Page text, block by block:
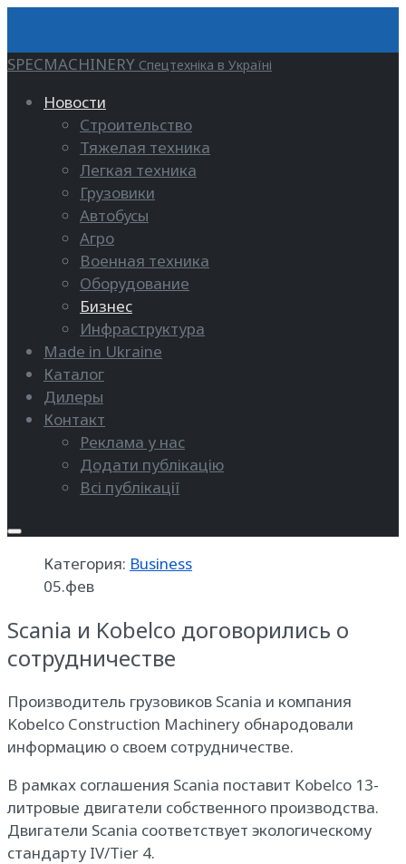
SPECMACHINERY Спецтехніка в Україні
Новости
Строительство
Тяжелая техника
Легкая техника
Грузовики
Автобусы
Агро
Военная техника
Оборудование
Бизнес
Инфраструктура
Made in Ukraine
Каталог
Дилеры
Контакт
Реклама у нас
Додати публікацію
Всі публікації
Категория: Business
05.фев
Scania и Kobelco договорились о
сотрудничестве
Производитель грузовиков Scania и компания
Kobelco Construction Machinery обнародовали
информацию о своем сотрудничестве.
В рамках соглашения Scania поставит Kobelco 13-
литровые двигатели собственного производства.
Двигатели Scania соответствует экологическому
стандарту IV/Tier 4.